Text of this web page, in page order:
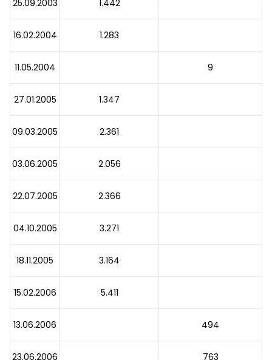
25.09.2003 1.442
16.02.2004 1.283
11.05.2004 9
27.01.2005 1.347
09.03.2005 2.361
03.06.2005 2.056
22.07.2005 2.366
04.10.2005 3.271
18.11.2005 3.164
15.02.2006 5.411
13.06.2006 494
23.06.2006 763